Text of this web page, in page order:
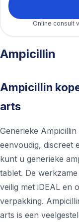
Online consult
Ampicillin
Ampicillin
arts
Generieke
eenvoudig, discreet
kunt u generieke
tablet. De
veilig met iDEAL en
verpakking.
arts is een